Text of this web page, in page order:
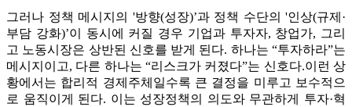
그러나 정책 메시지의 '방향(성장)’과 정책 수단의 '인상(규제·
부담 강화)’이 동시에 커질 경우 기업과 투자자, 창업가, 그리
고 노동시장은 상반된 신호를 받게 된다. 하나는 “투자하라”는
메시지이고, 다른 하나는 “리스크가 커졌다”는 신호다.이런 상
황에서는 합리적 경제주체일수록 큰 결정을 미루고 보수적으
로 움직이게 된다. 이는 성장정책의 의도와 무관하게 투자·혁